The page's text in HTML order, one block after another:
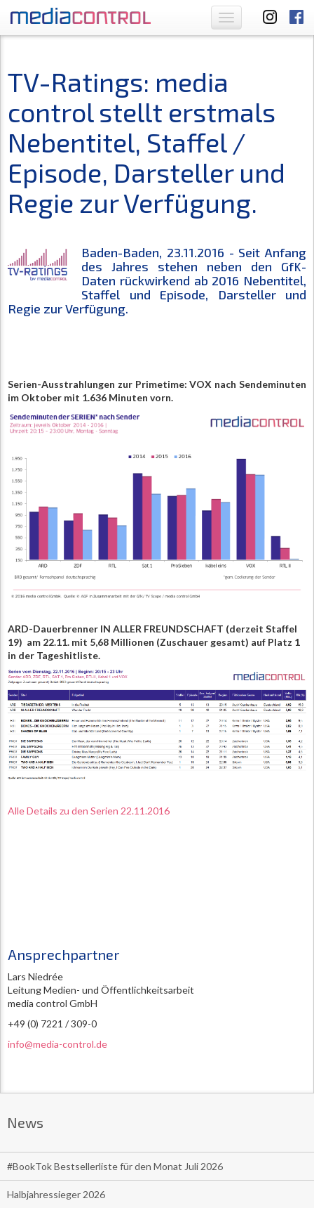
Toggle
navigation
TV-Ratings: media
control stellt erstmals
Nebentitel, Staffel /
Episode, Darsteller und
Regie zur Verfügung.
Baden-Baden, 23.11.2016 - Seit Anfang
des Jahres stehen neben den GfK-
Daten rückwirkend ab 2016 Nebentitel,
Staffel und Episode, Darsteller und
Regie zur Verfügung.
Serien-Ausstrahlungen zur Primetime: VOX nach Sendeminuten
im Oktober mit 1.636 Minuten vorn.
ARD-Dauerbrenner IN ALLER FREUNDSCHAFT (derzeit Staffel
19) am 22.11. mit 5,68 Millionen (Zuschauer gesamt) auf Platz 1
in der Tageshitliste.
Alle Details zu den Serien 22.11.2016
Ansprechpartner
Lars Niedrée
Leitung Medien- und Öffentlichkeitsarbeit
media control GmbH
+49 (0) 7221 / 309-0
info@media-control.de
News
#BookTok Bestsellerliste für den Monat Juli 2026
Halbjahressieger 2026